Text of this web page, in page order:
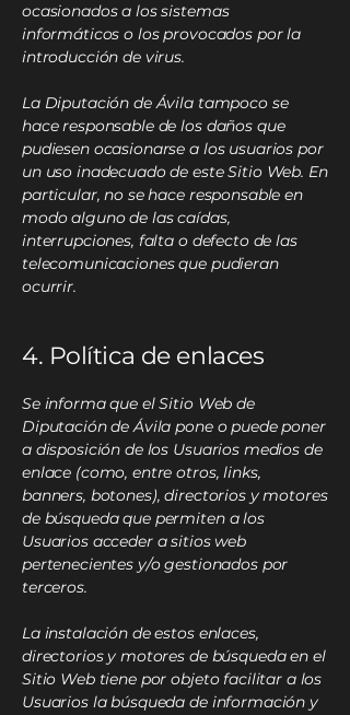
ocasionados a los sistemas
informáticos o los provocados por la
introducción de virus.
La Diputación de Ávila tampoco se
hace responsable de los daños que
pudiesen ocasionarse a los usuarios por
un uso inadecuado de este Sitio Web. En
particular, no se hace responsable en
modo alguno de las caídas,
interrupciones, falta o defecto de las
telecomunicaciones que pudieran
ocurrir.
4. Política de enlaces
Se informa que el Sitio Web de
Diputación de Ávila pone o puede poner
a disposición de los Usuarios medios de
enlace (como, entre otros, links,
banners, botones), directorios y motores
de búsqueda que permiten a los
Usuarios acceder a sitios web
pertenecientes y/o gestionados por
terceros.
La instalación de estos enlaces,
directorios y motores de búsqueda en el
Sitio Web tiene por objeto facilitar a los
Usuarios la búsqueda de información y